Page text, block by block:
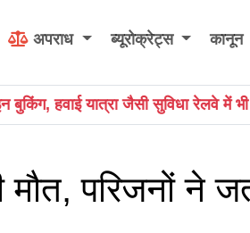
अपराध ब्यूरोक्रेट्स कानून
रेलवे में भी शुरू CG CRIME
परिजनों ने